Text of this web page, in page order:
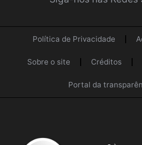
Política de Privacidade
Sobre o site Créditos
Portal da